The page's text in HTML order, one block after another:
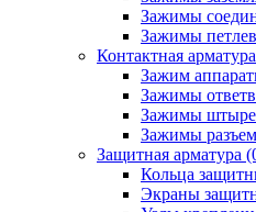
Зажимы
Зажимы
Контактная арматура
Зажим
Зажимы
Зажимы
Зажимы
Защитная арматура
Кольца
Экраны